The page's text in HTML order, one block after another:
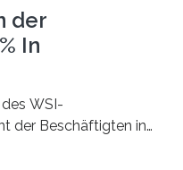
der
In
WSI-
der Beschäftigten in